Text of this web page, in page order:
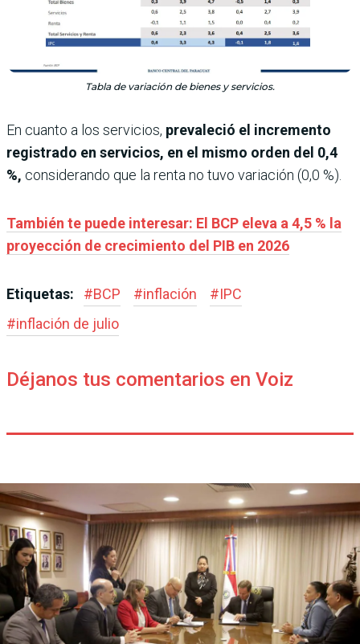
Tabla de variación de bienes y servicios.
En cuanto a los servicios, prevaleció el incremento
registrado en servicios, en el mismo orden del 0,4
%, considerando que la renta no tuvo variación (0,0 %).
También te puede interesar: El BCP eleva a 4,5 % la
proyección de crecimiento del PIB en 2026
Etiquetas: #BCP #inflación #IPC
#inflación de julio
Déjanos tus comentarios en Voiz